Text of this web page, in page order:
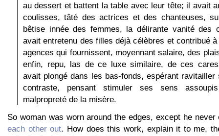
au dessert et battent la table avec leur tête; il avait
coulisses, tâté des actrices et des chanteuses,
bêtise innée des femmes, la délirante vanité des
avait entretenu des filles déjà célèbres et contribué
agences qui fournissent, moyennant salaire, des
enfin, repu, las de ce luxe similaire, de ces
avait plongé dans les bas-fonds, espérant
contraste, pensant stimuler ses sens
malpropreté de la misère.
So woman was worn around the edges, except he
each other out. How does this work, explain it to me,